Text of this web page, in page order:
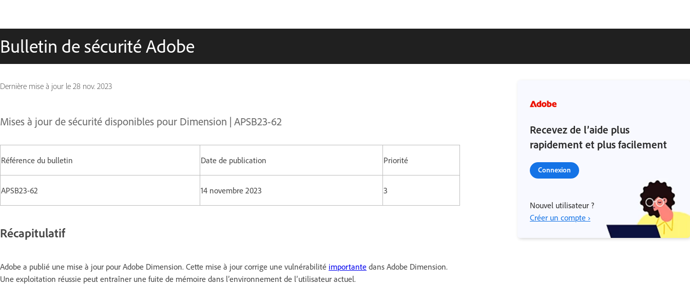
Bulletin de sécurité Adobe
Dernière mise à jour le 28 nov. 2023
Mises à jour de sécurité disponibles pour Dimension | APSB23-62
Référence du bulletin Date de publication Priorité
APSB23-62 14 novembre 2023 3
Récapitulatif
Adobe a publié une mise à jour pour Adobe Dimension. Cette mise à jour corrige une vulnérabilité importante dans Adobe Dimension.
Une exploitation réussie peut entraîner une fuite de mémoire dans l’environnement de l’utilisateur actuel.
Recevez de l’aide plus
rapidement et plus facilement
Connexion
Nouvel utilisateur ?
Créer un compte ›